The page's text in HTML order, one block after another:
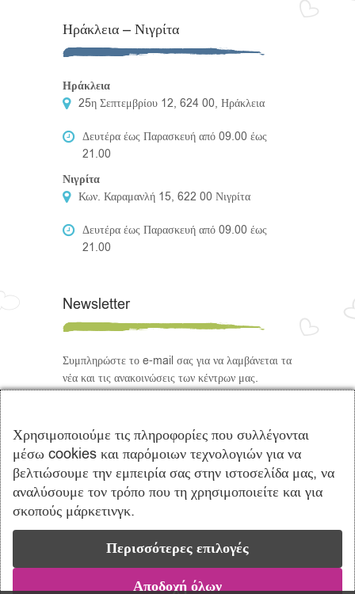
Ηράκλεια – Νιγρίτα
Ηράκλεια
25η Σεπτεμβρίου 12, 624 00, Ηράκλεια
Δευτέρα έως Παρασκευή από 09.00 έως
21.00
Νιγρίτα
Κων. Καραμανλή 15, 622 00 Νιγρίτα
Δευτέρα έως Παρασκευή από 09.00 έως
21.00
Newsletter
Συμπληρώστε το e-mail σας για να λαμβάνεται τα
νέα και τις ανακοινώσεις των κέντρων μας.
Copyright © 2021 Πρότυπα Κέντρα
Λογοθεραπείας Ενσυναίσθηση | Powered by
Vrisko.gr
Χρησιμοποιούμε τις πληροφορίες που συλλέγονται
μέσω cookies και παρόμοιων τεχνολογιών για να
βελτιώσουμε την εμπειρία σας στην ιστοσελίδα μας, να
αναλύσουμε τον τρόπο που τη χρησιμοποιείτε και για
σκοπούς μάρκετινγκ.
Περισσότερες επιλογές
Αποδοχή όλων